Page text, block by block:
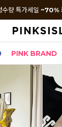
수량 특가세일 ~70%
PINK BRAND